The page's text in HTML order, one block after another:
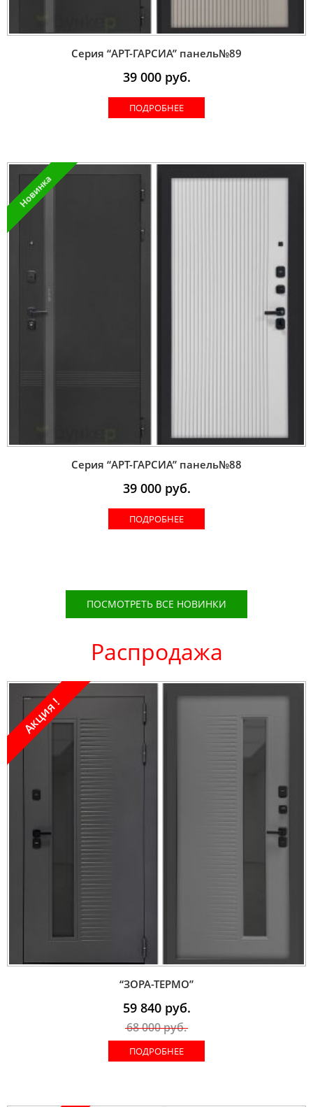
Серия “AРT-ГАРСИА” панель№89
39 000руб.
ПОДРОБНЕЕ
Новинка
Серия “AРT-ГАРСИА” панель№88
39 000руб.
ПОДРОБНЕЕ
ПОСМОТРЕТЬ ВСЕ НОВИНКИ
Распродажа
Акция !
“ЗОРА-ТЕРМО”
59 840руб.
68 000руб.
ПОДРОБНЕЕ